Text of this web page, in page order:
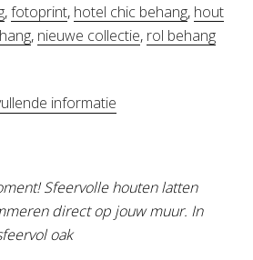
,fotoprint, hotel chic behang, hout
, nieuwe collectie, rol behang
informatie
Sfeervolle houten latten
direct op jouw muur. In
oak